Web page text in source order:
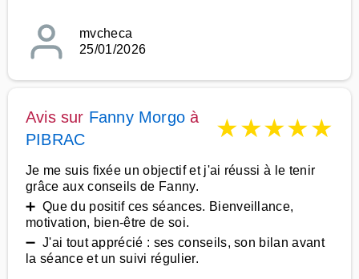
mvcheca
25/01/2026
Avis sur Fanny Morgo à
PIBRAC
★★★★★
Je me suis fixée un objectif et j'ai réussi à le tenir
grâce aux conseils de Fanny.
➕ Que du positif ces séances. Bienveillance,
motivation, bien-être de soi.
➖ J'ai tout apprécié : ses conseils, son bilan avant
la séance et un suivi régulier.